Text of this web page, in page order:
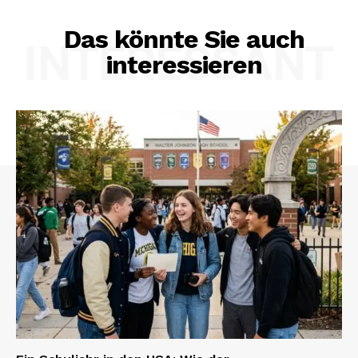
Das könnte Sie auch
interessieren
INTERESSANT